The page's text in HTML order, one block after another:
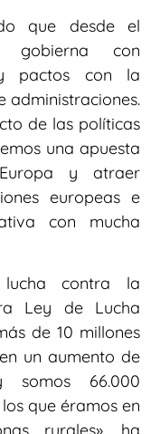
que desde el
gobierna con
pactos con la
administraciones.
de las políticas
una apuesta
y atraer
europeas e
con mucha
contra la
Ley de Lucha
de 10 millones
un aumento de
66.000
que éramos en